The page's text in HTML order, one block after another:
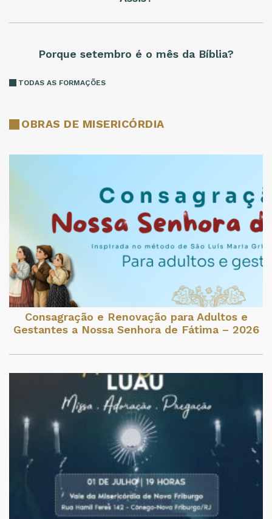
Porque setembro é o mês da Bíblia?
TODAS AS FORMAÇÕES
OBRAS DE MISERICÓRDIA
Consagração e Renovação para Adultos e
Gestantes a Nossa Senhora de Fátima – 2026